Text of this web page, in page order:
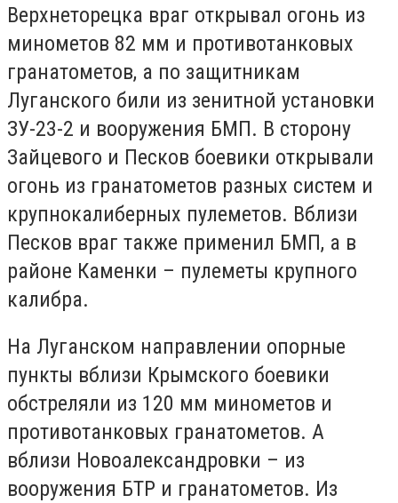
Верхнеторецка враг открывал огонь из
минометов 82 мм и противотанковых
гранатометов, а по защитникам
Луганского били из зенитной установки
ЗУ-23-2 и вооружения БМП. В сторону
Зайцевого и Песков боевики открывали
огонь из гранатометов разных систем и
крупнокалиберных пулеметов. Вблизи
Песков враг также применил БМП, а в
районе Каменки – пулеметы крупного
калибра.
На Луганском направлении опорные
пункты вблизи Крымского боевики
обстреляли из 120 мм минометов и
противотанковых гранатометов. А
вблизи Новоалександровки – из
вооружения БТР и гранатометов. Из